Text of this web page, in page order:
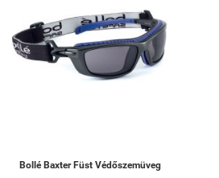
Bollé Baxter Füst Védőszemüveg